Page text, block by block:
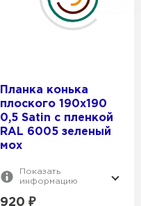
Планка конька
плоского 190х190
0,5 Satin с пленкой
RAL 6005 зеленый
мох
Показать
информацию
920 ₽